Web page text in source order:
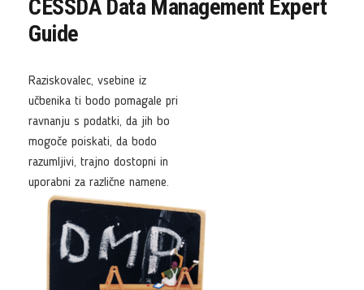
CESSDA Data Management Expert
Guide
Raziskovalec, vsebine iz
učbenika ti bodo pomagale pri
ravnanju s podatki, da jih bo
mogoče poiskati, da bodo
razumljivi, trajno dostopni in
uporabni za različne namene.